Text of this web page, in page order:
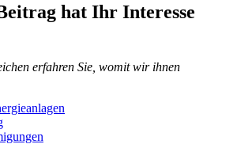
hat Ihr Interesse
erfahren Sie, womit wir ihnen